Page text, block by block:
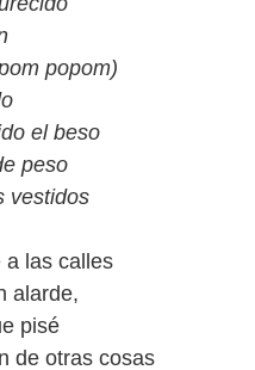
popom)
el beso
peso
vestidos
a las calles
alarde,
pisé
de otras cosas